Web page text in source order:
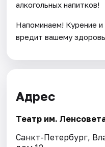
алкогольных напитков!
Напоминаем! Курение и
вредит вашему
Адрес
Театр им.
Санкт-Петербург,